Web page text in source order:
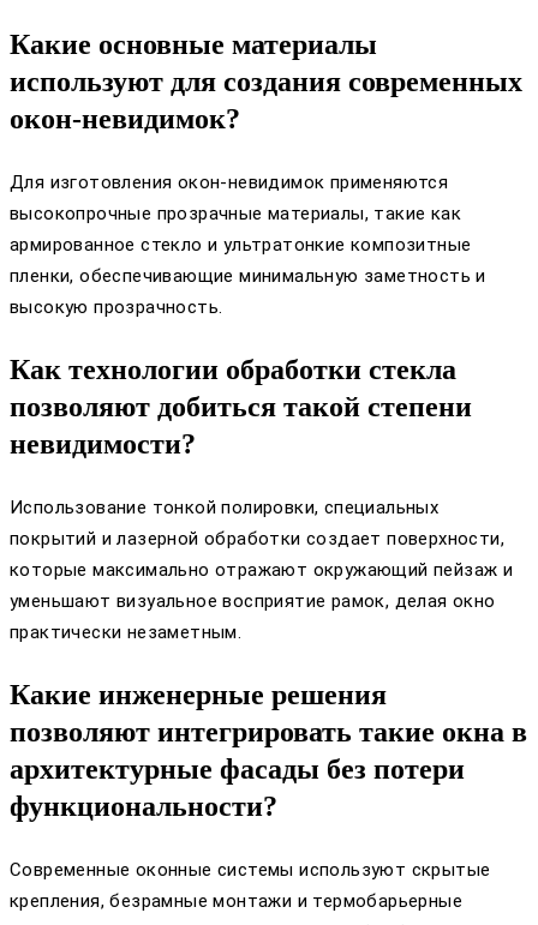
Какие основные материалы
используют для создания современных
окон-невидимок?
Для изготовления окон-невидимок применяются
высокопрочные прозрачные материалы, такие как
армированное стекло и ультратонкие композитные
пленки, обеспечивающие минимальную заметность и
высокую прозрачность.
Как технологии обработки стекла
позволяют добиться такой степени
невидимости?
Использование тонкой полировки, специальных
покрытий и лазерной обработки создает поверхности,
которые максимально отражают окружающий пейзаж и
уменьшают визуальное восприятие рамок, делая окно
практически незаметным.
Какие инженерные решения
позволяют интегрировать такие окна в
архитектурные фасады без потери
функциональности?
Современные оконные системы используют скрытые
крепления, безрамные монтажи и термобарьерные